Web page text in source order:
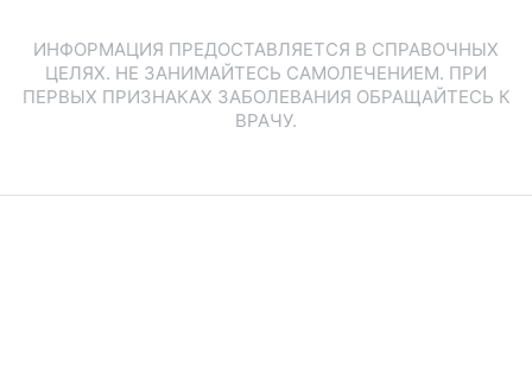
ИНФОРМАЦИЯ ПРЕДОСТАВЛЯЕТСЯ В СПРАВОЧНЫХ
ЦЕЛЯХ. НЕ ЗАНИМАЙТЕСЬ САМОЛЕЧЕНИЕМ. ПРИ
ПЕРВЫХ ПРИЗНАКАХ ЗАБОЛЕВАНИЯ ОБРАЩАЙТЕСЬ К
ВРАЧУ.